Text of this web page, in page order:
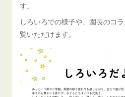
す。
しろいろでの様子や、園長のコ
覧いただけます。